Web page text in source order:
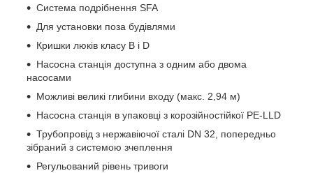
Система подрібнення SFA
Для установки поза будівлями
Кришки люків класу B і D
Насосна станція доступна з одним або двома
насосами
Можливі великі глибини входу (макс. 2,94 м)
Насосна станція в упаковці з корозійностійкої PE-LLD
Трубопровід з нержавіючої сталі DN 32, попередньо
зібраний з системою зчеплення
Регульований рівень тривоги